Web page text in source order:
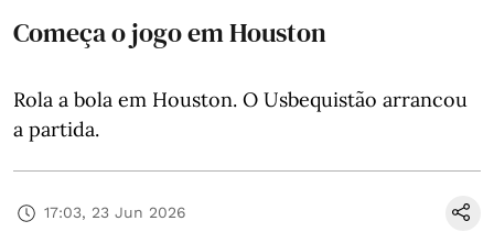
Começa o jogo em Houston
Rola a bola em Houston. O Usbequistão arrancou
a partida.
17:03, 23 Jun 2026